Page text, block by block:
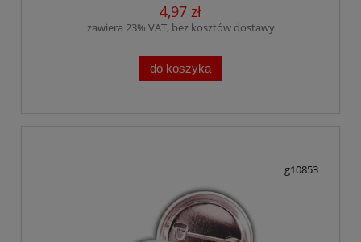
4,97 zł
zawiera 23% VAT, bez kosztów dostawy
do koszyka
g10853